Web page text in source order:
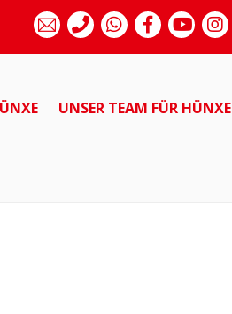
UNSER TEAM FÜR HÜNXE